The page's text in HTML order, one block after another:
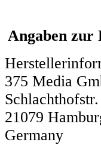
Angaben zur
375 Media
21079
Germany